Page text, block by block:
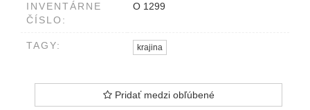
INVENTÁRNE
ČÍSLO:
O 1299
TAGY: krajina
Pridať medzi obľúbené